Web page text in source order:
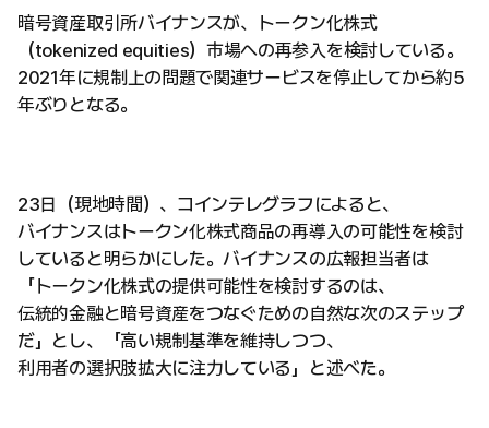
暗号資産取引所バイナンスが、トークン化株式
（tokenized equities）市場への再参入を検討している。
2021年に規制上の問題で関連サービスを停止してから約5
年ぶりとなる。
23日（現地時間）、コインテレグラフによると、
バイナンスはトークン化株式商品の再導入の可能性を検討
していると明らかにした。バイナンスの広報担当者は
「トークン化株式の提供可能性を検討するのは、
伝統的金融と暗号資産をつなぐための自然な次のステップ
だ」とし、「高い規制基準を維持しつつ、
利用者の選択肢拡大に注力している」と述べた。